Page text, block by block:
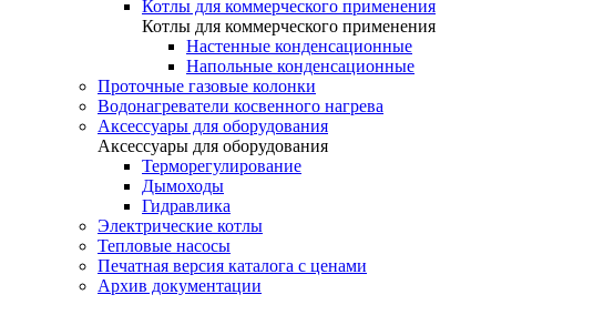
Котлы для коммерческого применения
Котлы для коммерческого применения
Настенные конденсационные
Напольные конденсационные
Проточные газовые колонки
Водонагреватели косвенного нагрева
Аксессуары для оборудования
Аксессуары для оборудования
Терморегулирование
Дымоходы
Гидравлика
Электрические котлы
Тепловые насосы
Печатная версия каталога с ценами
Архив документации